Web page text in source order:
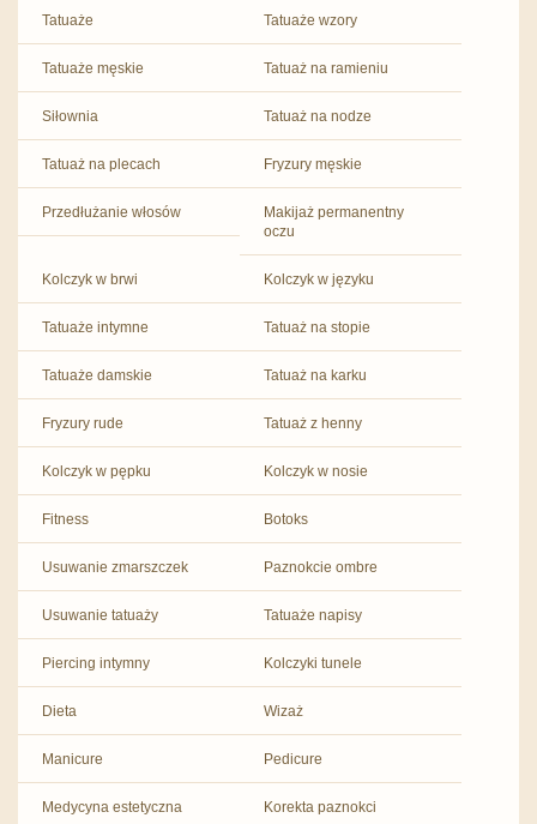
Tatuaże Tatuaże wzory
Tatuaże męskie Tatuaż na ramieniu
Siłownia Tatuaż na nodze
Tatuaż na plecach Fryzury męskie
Przedłużanie włosów
Makijaż permanentny
oczu
Kolczyk w brwi Kolczyk w języku
Tatuaże intymne Tatuaż na stopie
Tatuaże damskie Tatuaż na karku
Fryzury rude Tatuaż z henny
Kolczyk w pępku Kolczyk w nosie
Fitness Botoks
Usuwanie zmarszczek Paznokcie ombre
Usuwanie tatuaży Tatuaże napisy
Piercing intymny Kolczyki tunele
Dieta Wizaż
Manicure Pedicure
Medycyna estetyczna Korekta paznokci